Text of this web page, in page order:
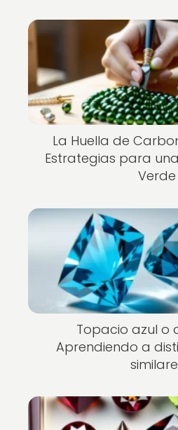
La Huella de
Estrategias para
Verde
Topacio azul o
Aprendiendo a